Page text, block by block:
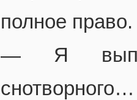
полное право.
— Я